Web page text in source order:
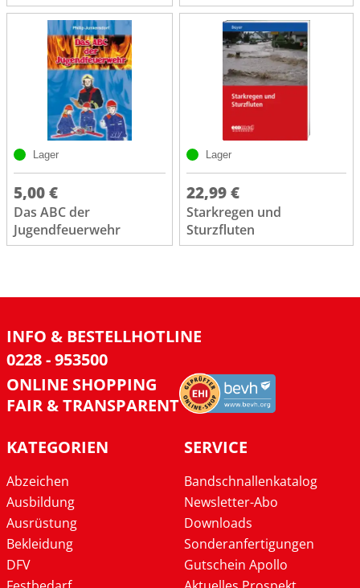
Lager
5,00 €
Das ABC der
Jugendfeuerwehr
Lager
22,99 €
Starkregen und
Sturzfluten
INFO & BESTELLHOTLINE
0228 - 953500
ONLINE SHOPPING
FAIR & TRANSPARENT
KATEGORIEN
Abzeichen
Ausbildung
Ausrüstung
Bekleidung
DFV
SERVICE
Bandschnallenkatalog
Newsletter-Abo
Downloads
Sonderanfertigungen
Gutschein Apollo